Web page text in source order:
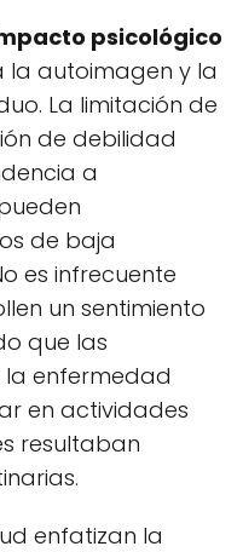
psicológico
la autoimagen y la
La limitación de
de debilidad
a
de baja
es infrecuente
un sentimiento
que las
la enfermedad
en actividades
resultaban
enfatizan la